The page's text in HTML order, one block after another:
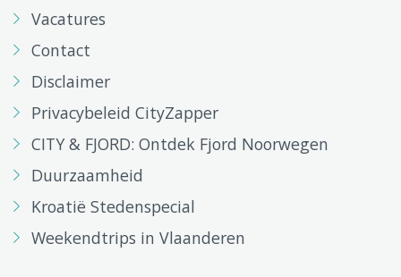
Vacatures
Contact
Disclaimer
Privacybeleid CityZapper
CITY & FJORD: Ontdek Fjord Noorwegen
Duurzaamheid
Kroatië Stedenspecial
Weekendtrips in Vlaanderen